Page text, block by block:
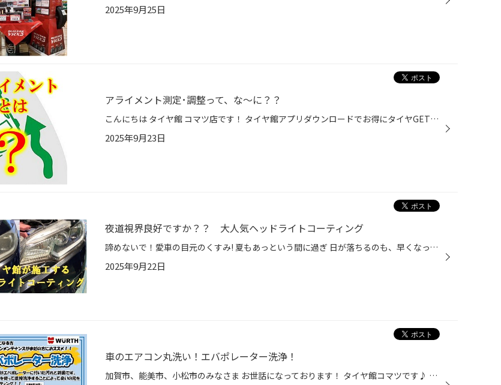
2025年9月25日
アライメント測定･調整って、な～に？？
こんにちは タイヤ館 コマツ店です！ タイヤ館アプリダウンロードでお得にタイヤGET 詳しくはこちら 本日は 「アライメント測定･調整」を ご紹介いたします。 アライメントは「クルマの骨盤矯正」!? タイヤ･ホイールは 複雑な構造を持つサスペンションに よって支えられていますが 車体に対してタイ...
2025年9月23日
夜道視界良好ですか？？ 大人気ヘッドライトコーティング
諦めないで！愛車の目元のくすみ! 夏もあっという間に過ぎ 日が落ちるのも、早くなってきましたね！ 今回おススメさせて頂く商品は タイヤ館大好評商品 ヘッドライトコーティング タイヤ館アプリダウンロードでお得にタイヤGET 詳しくはこちら 現在の車のヘッドライトは樹脂製で 表面はクリアハード...
2025年9月22日
車のエアコン丸洗い！エバポレーター洗浄！
加賀市、能美市、小松市のみなさま お世話になっております！ タイヤ館コマツです♪ タイヤ館アプリダウンロードでお得にタイヤGET 詳しくはこちら 今回 ご紹介させて頂く作業は エバポレーター洗浄 です！ エバポレーターってなんなん？ って方 多いと思います。 簡単に説明させていただくと エアコ...